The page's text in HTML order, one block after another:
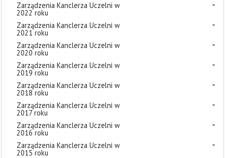
Zarządzenia Kanclerza Uczelni w
2022 roku
Zarządzenia Kanclerza Uczelni w
2021 roku
Zarządzenia Kanclerza Uczelni w
2020 roku
Zarządzenia Kanclerza Uczelni w
2019 roku
Zarządzenia Kanclerza Uczelni w
2018 roku
Zarządzenia Kanclerza Uczelni w
2017 roku
Zarządzenia Kanclerza Uczelni w
2016 roku
Zarządzenia Kanclerza Uczelni w
2015 roku